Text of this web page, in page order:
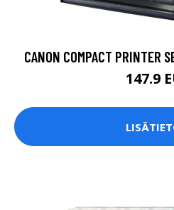
CANON COMPACT PRINTER
147.9